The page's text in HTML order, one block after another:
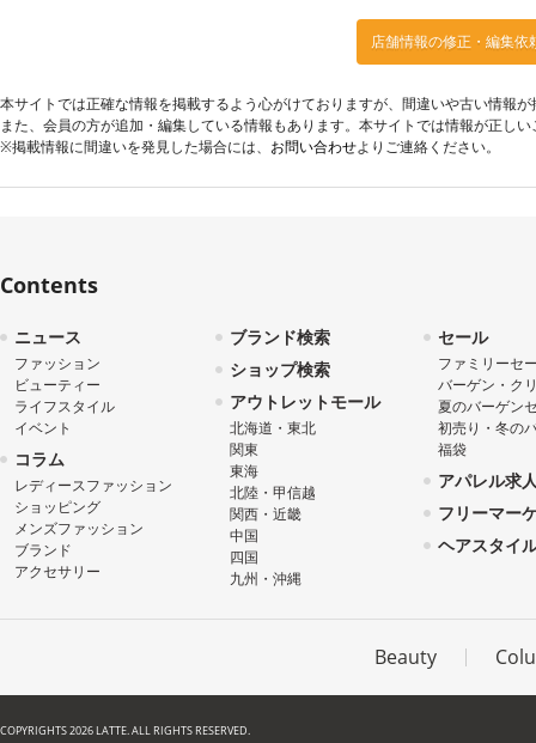
店舗情報の修正・編集依
本サイトでは正確な情報を掲載するよう心がけておりますが、間違いや古い情報
また、会員の方が追加・編集している情報もあります。本サイトでは情報が正し
※掲載情報に間違いを発見した場合には、 お問い合わせよりご連絡ください。
Contents
ニュース
ファッション
ビューティー
ライフスタイル
イベント
コラム
レディースファッション
ショッピング
メンズファッション
ブランド
アクセサリー
ブランド検索
ショップ検索
アウトレットモール
北海道・東北
関東
東海
北陸・甲信越
関西・近畿
中国
四国
九州・沖縄
セール
ファミリーセ
バーゲン・ク
夏のバーゲン
初売り・冬の
福袋
アパレル求
フリーマー
ヘアスタイ
Beauty
COPYRIGHTS 2026 LATTE. ALL RIGHTS RESERVED.